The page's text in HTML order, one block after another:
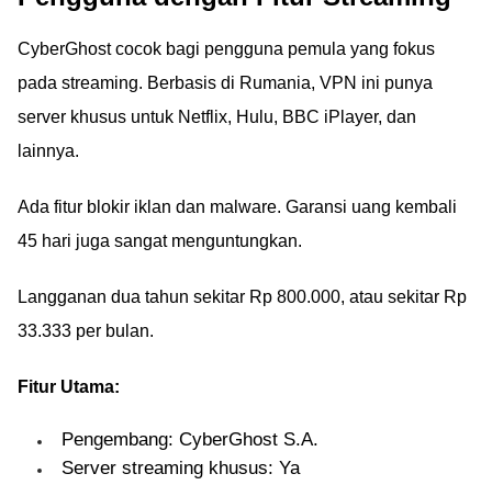
CyberGhost cocok bagi pengguna pemula yang fokus
pada streaming. Berbasis di Rumania, VPN ini punya
server khusus untuk Netflix, Hulu, BBC iPlayer, dan
lainnya.
Ada fitur blokir iklan dan malware. Garansi uang kembali
45 hari juga sangat menguntungkan.
Langganan dua tahun sekitar Rp 800.000, atau sekitar Rp
33.333 per bulan.
Fitur Utama:
Pengembang: CyberGhost S.A.
Server streaming khusus: Ya